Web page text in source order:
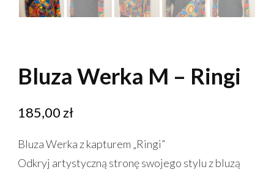
Bluza Werka M – Ringi
185,00zł
Bluza Werka z kapturem „Ringi”
Odkryj artystyczną stronę swojego stylu z bluzą